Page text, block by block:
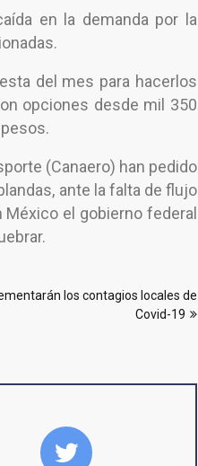
en la demanda por la
del mes para hacerlos
opciones desde mil 350
(Canaero) han pedido
ante la falta de flujo
el gobierno federal
los contagios locales de
Covid-19